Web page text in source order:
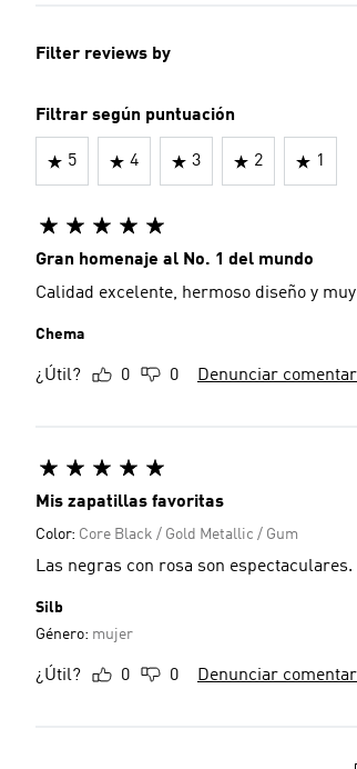
Filter reviews by
Filtrar según puntuación
5 4 3 2 1
Gran homenaje al No. 1 del mundo
Calidad excelente, hermoso diseño y
Chema
¿Útil? 0 0 Denunciar
Mis zapatillas favoritas
Color: Core Black / Gold Metallic / Gum
Las negras con rosa son
Silb
Género: mujer
¿Útil? 0 0 Denunciar